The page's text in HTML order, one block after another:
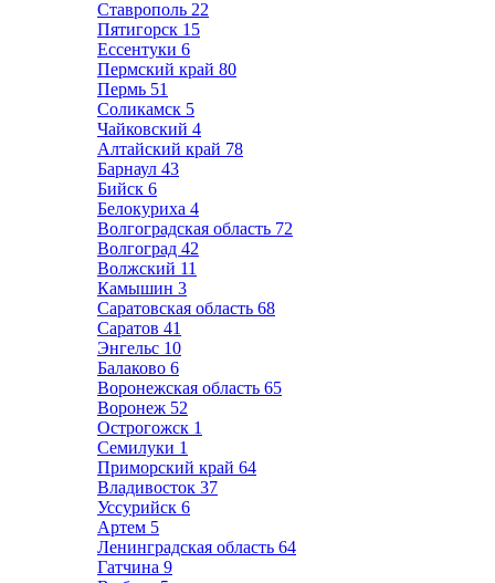
Ставрополь 22
Пятигорск 15
Ессентуки 6
Пермский край 80
Пермь 51
Соликамск 5
Чайковский 4
Алтайский край 78
Барнаул 43
Бийск 6
Белокуриха 4
Волгоградская область 72
Волгоград 42
Волжский 11
Камышин 3
Саратовская область 68
Саратов 41
Энгельс 10
Балаково 6
Воронежская область 65
Воронеж 52
Острогожск 1
Семилуки 1
Приморский край 64
Владивосток 37
Уссурийск 6
Артем 5
Ленинградская область 64
Гатчина 9